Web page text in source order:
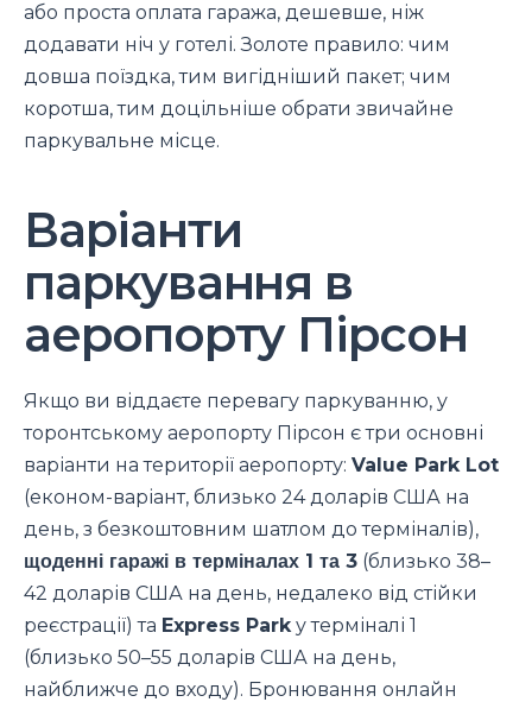
або проста оплата гаража, дешевше, ніж
додавати ніч у готелі. Золоте правило: чим
довша поїздка, тим вигідніший пакет; чим
коротша, тим доцільніше обрати звичайне
паркувальне місце.
Варіанти
паркування в
аеропорту Пірсон
Якщо ви віддаєте перевагу паркуванню, у
торонтському аеропорту Пірсон є три основні
варіанти на території аеропорту: Value Park Lot
(економ-варіант, близько 24 доларів США на
день, з безкоштовним шатлом до терміналів),
щоденні гаражі в терміналах 1 та 3 (близько 38–
42 доларів США на день, недалеко від стійки
реєстрації) та Express Park у терміналі 1
(близько 50–55 доларів США на день,
найближче до входу). Бронювання онлайн